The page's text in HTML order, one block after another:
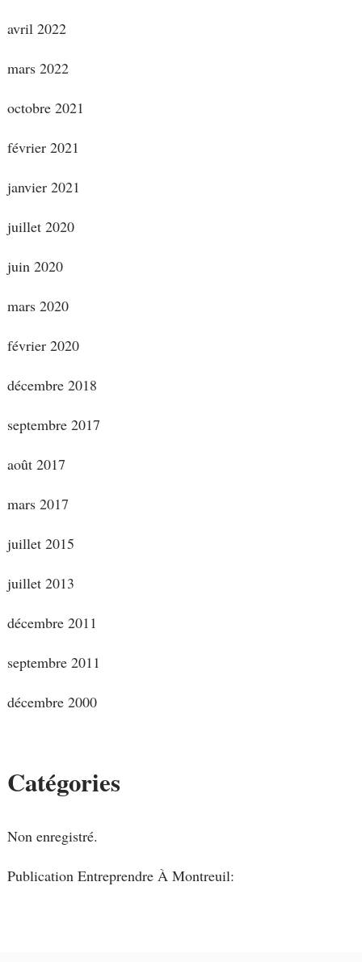
avril 2022
mars 2022
octobre 2021
février 2021
janvier 2021
juillet 2020
juin 2020
mars 2020
février 2020
décembre 2018
septembre 2017
août 2017
mars 2017
juillet 2015
juillet 2013
décembre 2011
septembre 2011
décembre 2000
Catégories
Non enregistré.
Publication Entreprendre À Montreuil: